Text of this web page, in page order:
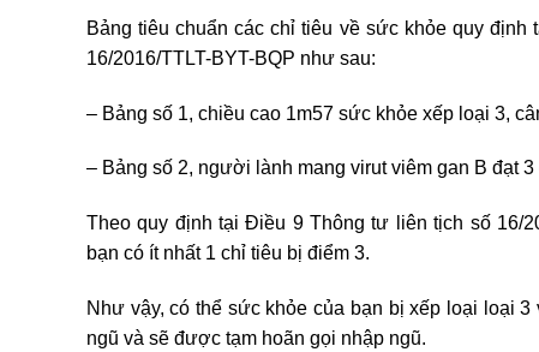
Bảng tiêu chuẩn các chỉ tiêu về sức khỏe quy
16/2016/TTLT-BYT-BQP như sau:
– Bảng số 1, chiều cao 1m57 sức khỏe xếp loại 3,
– Bảng số 2, người lành mang virut viêm gan B đạt 3
Theo quy định tại Điều 9 Thông tư liên tịch số 16/
bạn có ít nhất 1 chỉ tiêu bị điểm 3.
Như vậy, có thể sức khỏe của bạn bị xếp loại loại
ngũ và sẽ được tạm hoãn gọi nhập ngũ.